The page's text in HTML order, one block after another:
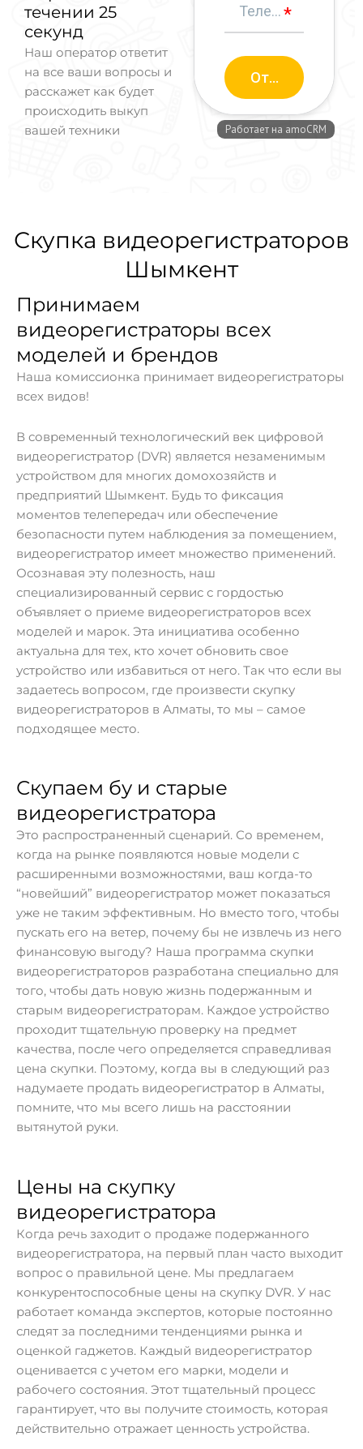
течении 25
секунд
Наш оператор ответит
на все ваши вопросы и
расскажет как будет
происходить выкуп
вашей техники
Скупка видеорегистраторов
Шымкент
Принимаем
видеорегистраторы всех
моделей и брендов
Наша комиссионка принимает видеорегистраторы
всех видов!
В современный технологический век цифровой
видеорегистратор (DVR) является незаменимым
устройством для многих домохозяйств и
предприятий Шымкент. Будь то фиксация
моментов телепередач или обеспечение
безопасности путем наблюдения за помещением,
видеорегистратор имеет множество применений.
Осознавая эту полезность, наш
специализированный сервис с гордостью
объявляет о приеме видеорегистраторов всех
моделей и марок. Эта инициатива особенно
актуальна для тех, кто хочет обновить свое
устройство или избавиться от него. Так что если вы
задаетесь вопросом, где произвести скупку
видеорегистраторов в Алматы, то мы – самое
подходящее место.
Скупаем бу и старые
видеорегистратора
Это распространенный сценарий. Со временем,
когда на рынке появляются новые модели с
расширенными возможностями, ваш когда-то
“новейший” видеорегистратор может показаться
уже не таким эффективным. Но вместо того, чтобы
пускать его на ветер, почему бы не извлечь из него
финансовую выгоду? Наша программа скупки
видеорегистраторов разработана специально для
того, чтобы дать новую жизнь подержанным и
старым видеорегистраторам. Каждое устройство
проходит тщательную проверку на предмет
качества, после чего определяется справедливая
цена скупки. Поэтому, когда вы в следующий раз
надумаете продать видеорегистратор в Алматы,
помните, что мы всего лишь на расстоянии
вытянутой руки.
Цены на скупку
видеорегистратора
Когда речь заходит о продаже подержанного
видеорегистратора, на первый план часто выходит
вопрос о правильной цене. Мы предлагаем
конкурентоспособные цены на скупку DVR. У нас
работает команда экспертов, которые постоянно
следят за последними тенденциями рынка и
оценкой гаджетов. Каждый видеорегистратор
оценивается с учетом его марки, модели и
рабочего состояния. Этот тщательный процесс
гарантирует, что вы получите стоимость, которая
действительно отражает ценность устройства.